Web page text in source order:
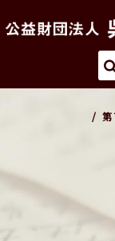
第